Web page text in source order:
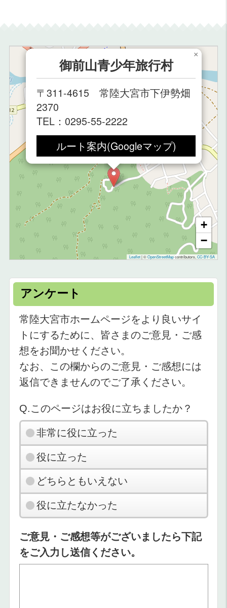
御前山青少年旅行村
〒311-4615 常陸大宮市下伊勢畑
2370
TEL：0295-55-2222
ルート案内(Googleマップ)
×
+
−
Leaflet |©OpenStreetMapcontributors, CC-BY-SA
アンケート
常陸大宮市ホームページをより良いサイ
トにするために、皆さまのご意見・ご感
想をお聞かせください。
なお、この欄からのご意見・ご感想には
返信できませんのでご了承ください。
Q.このページはお役に立ちましたか？
非常に役に立った
役に立った
どちらともいえない
役に立たなかった
ご意見・ご感想等がございましたら下記
をご入力し送信ください。